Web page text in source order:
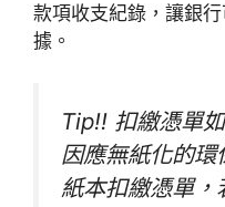
款項收支紀錄，讓銀
據。
Tip!! 扣繳憑單
因應無紙化的
紙本扣繳憑單